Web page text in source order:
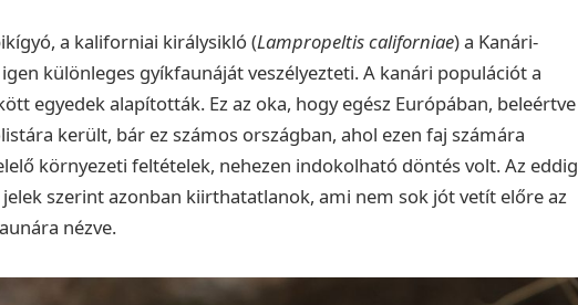
a kaliforniai királysikló (Lampropeltis californiae) a Kanári-
különleges gyíkfaunáját veszélyezteti. A kanári populációt a
egyedek alapították. Ez az oka, hogy egész Európában, beleértve
került, bár ez számos országban, ahol ezen faj számára
környezeti feltételek, nehezen indokolható döntés volt. Az eddig
szerint azonban kiirthatatlanok, ami nem sok jót vetít előre az
nézve.